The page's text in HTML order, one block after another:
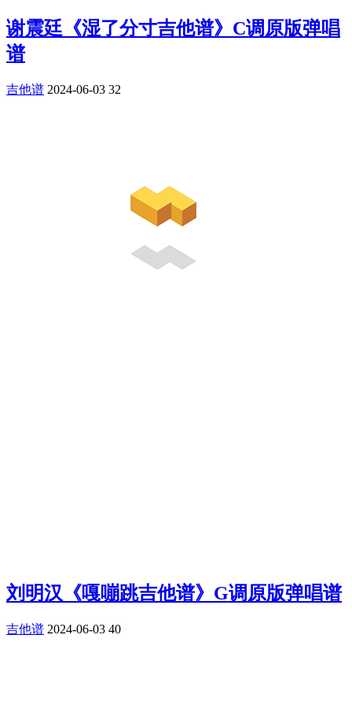
谢震廷《湿了分寸吉他谱》C调原版弹唱
谱
吉他谱 2024-06-03 32
刘明汉《嘎嘣跳吉他谱》G调原版弹唱谱
吉他谱 2024-06-03 40